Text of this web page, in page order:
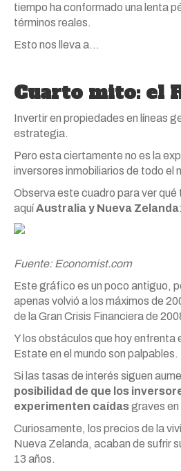
tiempo ha conformado una lenta
términos reales.
Esto nos lleva a…
Cuarto mito: el
Invertir en propiedades en líneas
estrategia.
Pero esta ciertamente no es la
inversores inmobiliarios de todo el
Observa este cuadro para ver qué
aquíAustralia y Nueva Zelanda:
Fuente: Economist.com
Este gráfico es un poco antiguo,
apenas volvió a los máximos de
de la Gran Crisis Financiera de
Y los obstáculos que hoy enfrenta
Estate en el mundo son palpables.
Si las tasas de interés siguen
posibilidad de que los
experimenten caídasgraves en
Curiosamente, los precios de la
Nueva Zelanda, acaban de sufrir
13 años.